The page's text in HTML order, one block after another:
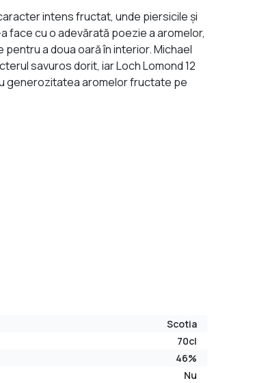
intens fructat, unde piersicile şi
face cu o adevărată poezie a aromelor,
a doua oară în interior. Michael
savuros dorit, iar Loch Lomond 12
generozitatea aromelor fructate pe
Scotia
70cl
46%
Nu